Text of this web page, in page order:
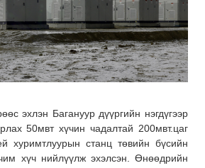
эхлэн Багануур дүүргийн нэгдүгээр
50мвт хүчин чадалтай 200мвт.цаг
хуримтлуурын станц төвийн бүсийн
хүч нийлүүлж эхэлсэн. Өнөөдрийн